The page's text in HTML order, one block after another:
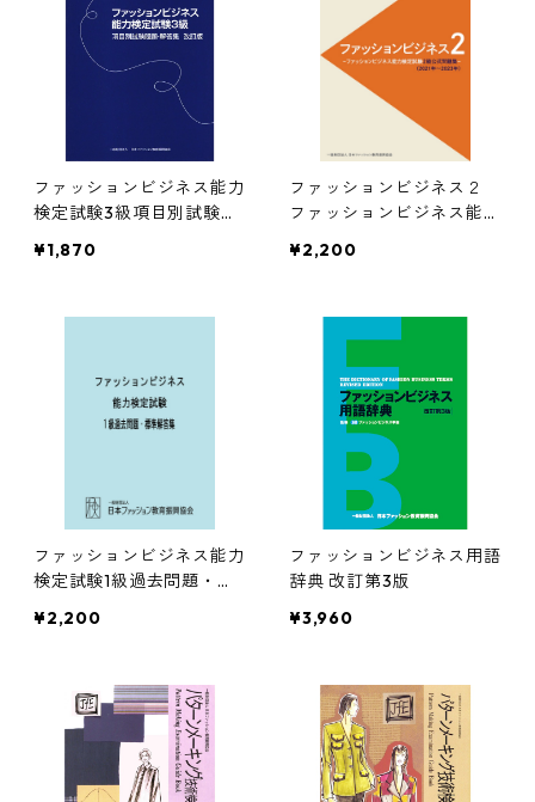
ファッションビジネス能力
検定試験3級項目別試験問
¥1,870
ファッションビジネス２
ファッションビジネス能力
（2021年～2023年）
¥2,200
ファッションビジネス能力
検定試験1級過去問題・標
¥2,200
ファッションビジネス用語
辞典 改訂第3版
¥3,960